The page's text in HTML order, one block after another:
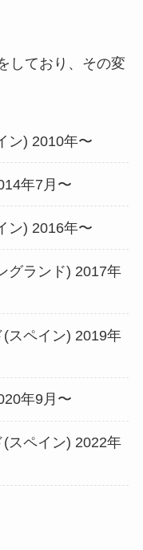
しており、その変
ン) 2010年〜
年7月〜
ン) 2016年〜
グランド) 2017年
スペイン) 2019年
年9月〜
スペイン) 2022年